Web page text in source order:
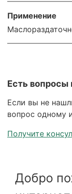
Применение
Есть вопросы
Если вы не
вопрос одному
Получите
Добро